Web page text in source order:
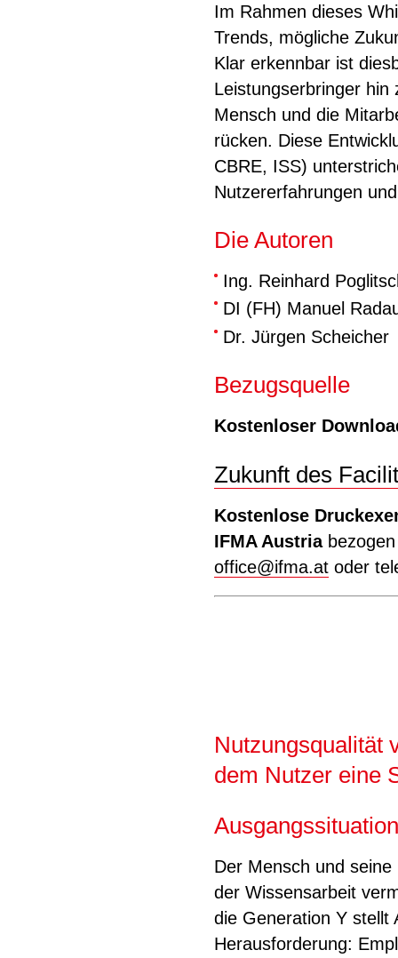
Im Rahmen dieses
Trends, mögliche
Klar erkennbar ist
Leistungserbringer hin
Mensch und die
rücken. Diese
CBRE, ISS)
Nutzererfahrungen
Die Autoren
Ing. Reinhard
DI (FH) Manuel
Dr. Jürgen Scheicher
Bezugsquelle
Kostenloser
Zukunft des
Kostenlose
IFMA Austriabezogen
office@ifma.at oder
Nutzungsqualität
dem Nutzer eine
Ausgangssituation
Der Mensch und
der Wissensarbeit
die Generation Y stellt
Herausforderung: